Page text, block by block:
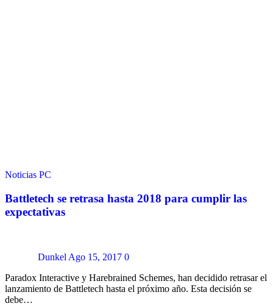
Noticias PC
Battletech se retrasa hasta 2018 para cumplir las
expectativas
Dunkel Ago 15, 2017 0
Paradox Interactive y Harebrained Schemes, han decidido retrasar el
lanzamiento de Battletech hasta el próximo año. Esta decisión se
debe…